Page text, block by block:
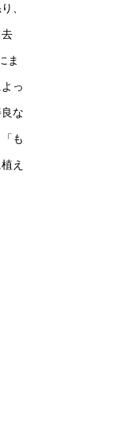
、
ま
っ
な
も
え